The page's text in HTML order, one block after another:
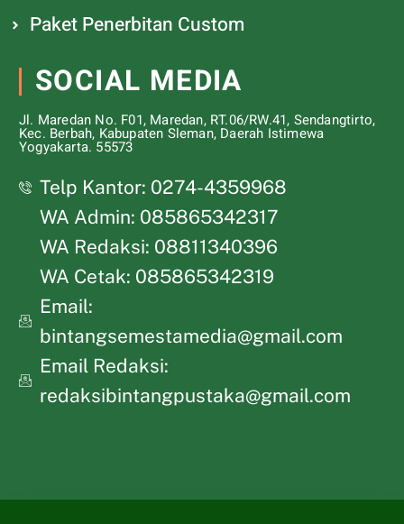
Paket Penerbitan Custom
SOCIAL MEDIA
Jl. Maredan No. F01, Maredan, RT.06/RW.41, Sendangtirto,
Kec. Berbah, Kabupaten Sleman, Daerah Istimewa
Yogyakarta. 55573
Telp Kantor: 0274-4359968
WA Admin: 085865342317
WA Redaksi: 08811340396
WA Cetak: 085865342319
Email:
bintangsemestamedia@gmail.com
Email Redaksi:
redaksibintangpustaka@gmail.com